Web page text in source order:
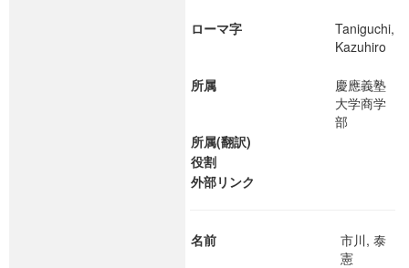
ローマ字
Taniguchi,
Kazuhiro
所属
慶應義塾
大学商学
部
所属(翻訳)
役割
外部リンク
名前
市川, 泰
憲